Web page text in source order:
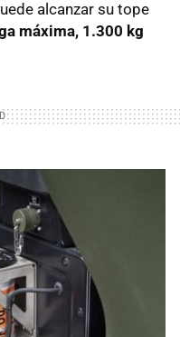
alcanzar su tope
máxima, 1.300 kg